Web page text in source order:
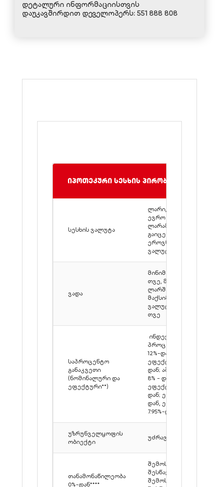
დეტალური ინფორმაციისთვის
დაუკავშირდით დეველოპერს: 551 888 808
იპოთეკური სესხის პირობები
სესხის ვალუტა
ლარი, დოლარი,
ევრო (1,000,000
ლარამდე სესხები
გაიცემა მხოლოდ
ეროვნულ
ვალუტაში)
ვადა
მინიმალური - 6
თვე, მაქსიმალური
ლარში - 240 თვე,
მაქსიმალური
ვალუტაში - 120
თვე
საპროცენტო
განაკვეთი
(ნომინალური და
ეფექტური**)
ინდექსირებული**
პროცენტი: ლარი
12%-დან,
ეფექტური 12,9%-
დან; აშშ დოლარი
8% - დან,
ეფექტური 8.8%-
დან; ევრო 7.5%-
დან, ეფექტური
7.95%-დან
უზრუნველყოფის
ობიექტი
უძრავი ქონება
თანამონაწილეობა
0%-დან****
შემოსავლის
შესწავლით /
შემოსავლების